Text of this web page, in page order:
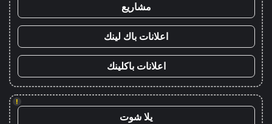
مشاريع
اعلانات باك لينك
اعلانات باكلينك
!
يلا شوت